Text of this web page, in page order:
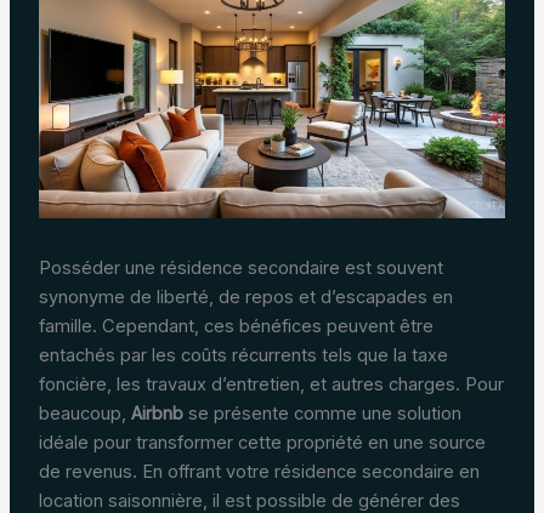
Posséder une résidence secondaire est souvent
synonyme de liberté, de repos et d’escapades en
famille. Cependant, ces bénéfices peuvent être
entachés par les coûts récurrents tels que la taxe
foncière, les travaux d’entretien, et autres charges. Pour
beaucoup, Airbnbse présente comme une solution
idéale pour transformer cette propriété en une source
de revenus. En offrant votre résidence secondaire en
location saisonnière, il est possible de générer des